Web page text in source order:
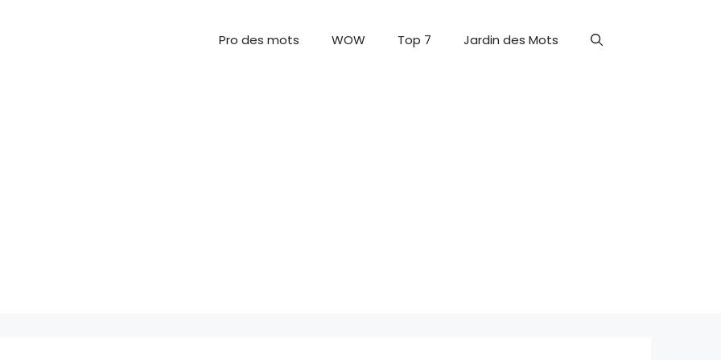
Pro des mots WOW Top 7 Jardin des Mots